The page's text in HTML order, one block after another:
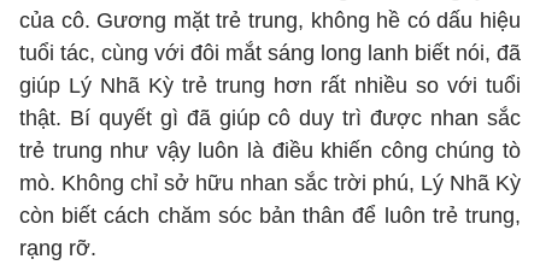
của cô. Gương mặt trẻ trung, không hề có dấu hiệu
tuổi tác, cùng với đôi mắt sáng long lanh biết nói, đã
giúp Lý Nhã Kỳ trẻ trung hơn rất nhiều so với tuổi
thật. Bí quyết gì đã giúp cô duy trì được nhan sắc
trẻ trung như vậy luôn là điều khiến công chúng tò
mò. Không chỉ sở hữu nhan sắc trời phú, Lý Nhã Kỳ
còn biết cách chăm sóc bản thân để luôn trẻ trung,
rạng rỡ.